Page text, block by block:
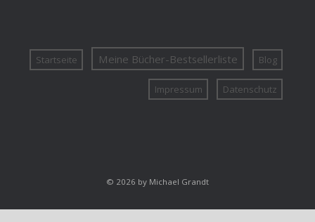
Startseite Meine Bücher-Bestsellerliste Blog
Impressum Datenschutz
© 2026 by Michael Grandt